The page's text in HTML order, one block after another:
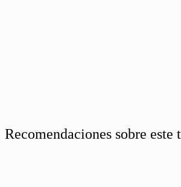
Recomendaciones sobre este